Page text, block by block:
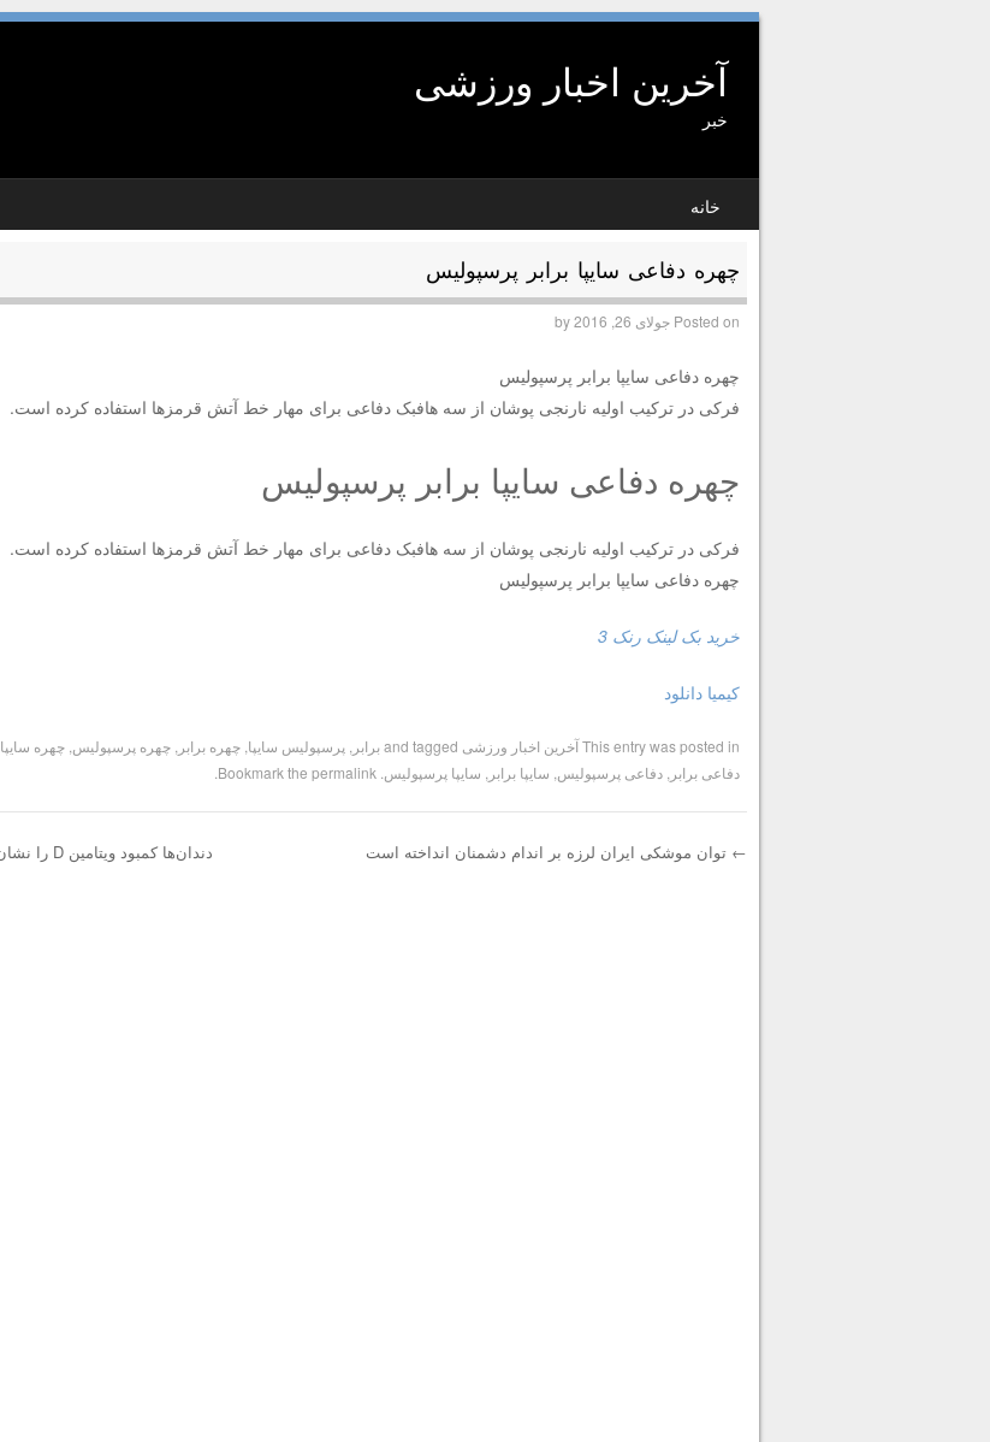
آخرین اخبار ورزشی
خبر
MENU
SKIP TO CONTENT
خانه
چهره دفاعی سایپا برابر پرسپولیس
Posted on جولای 26, 2016 by
چهره دفاعی سایپا برابر پرسپولیس
فرکی در ترکیب اولیه نارنجی پوشان از سه هافبک دفاعی برای مهار خط آتش قرمزها استفاده کرده است.
چهره دفاعی سایپا برابر پرسپولیس
فرکی در ترکیب اولیه نارنجی پوشان از سه هافبک دفاعی برای مهار خط آتش قرمزها استفاده کرده است.
چهره دفاعی سایپا برابر پرسپولیس
خرید بک لینک رنک 3
کیمیا دانلود
This entry was posted inآخرین اخبار ورزشی برابر پرسپولیس سایپا چهره برابر چهره پرسپولیس چهره سایپا
دفاعی برابر دفاعی پرسپولیس سایپا برابر سایپا پرسپولیس permalink
← توان موشکی ایران لرزه بر اندام دشمنان انداخته است دندان‌ها کمبود ویتامین D را نشان می‌دهند